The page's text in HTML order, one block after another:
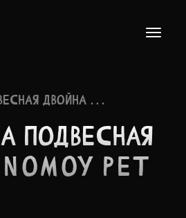
ДВОЙНА . . .
ПОДВЕ­СНАЯ
PET